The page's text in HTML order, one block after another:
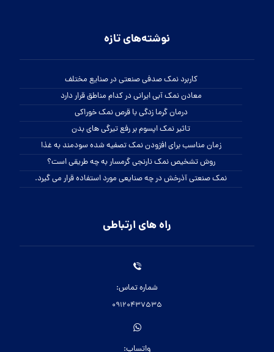
نوشته‌های تازه
کاربرد نمک صدفی صنعتی در صنایع مختلف
معادن نمک آبی ایرانی در کدام مناطق قرار دارد
درمان گرما زدگی با قرص نمک خوراکی
تاثیر نمک اپسوم بر رفع تیرگی های بدن
زمان مناسب برای افزودن نمک تصفیه شده سودمند به غذا
روش تشخیص نمک نارنجی گرمسار به چه طریقی است؟
نمک صنعتی آذرخش در چه صنایعی مورد استفاده قرار می گیرد.
راه های ارتباطی
شماره تماس:
09120437535
واتساپ: